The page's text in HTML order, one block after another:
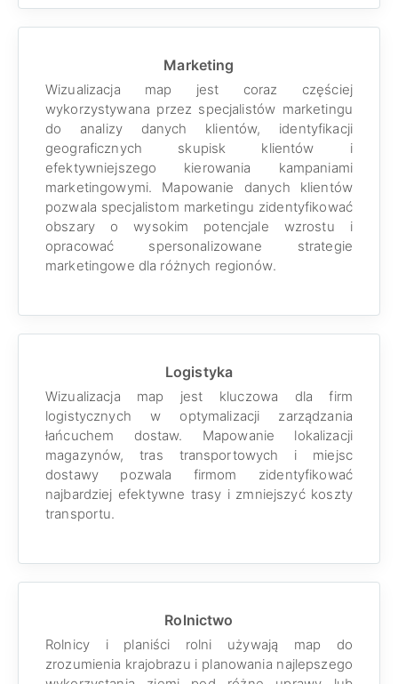
Marketing
Wizualizacja map jest coraz częściej
wykorzystywana przez specjalistów marketingu
do analizy danych klientów, identyfikacji
geograficznych skupisk klientów i
efektywniejszego kierowania kampaniami
marketingowymi. Mapowanie danych klientów
pozwala specjalistom marketingu zidentyfikować
obszary o wysokim potencjale wzrostu i
opracować spersonalizowane strategie
marketingowe dla różnych regionów.
Logistyka
Wizualizacja map jest kluczowa dla firm
logistycznych w optymalizacji zarządzania
łańcuchem dostaw. Mapowanie lokalizacji
magazynów, tras transportowych i miejsc
dostawy pozwala firmom zidentyfikować
najbardziej efektywne trasy i zmniejszyć koszty
transportu.
Rolnictwo
Rolnicy i planiści rolni używają map do
zrozumienia krajobrazu i planowania najlepszego